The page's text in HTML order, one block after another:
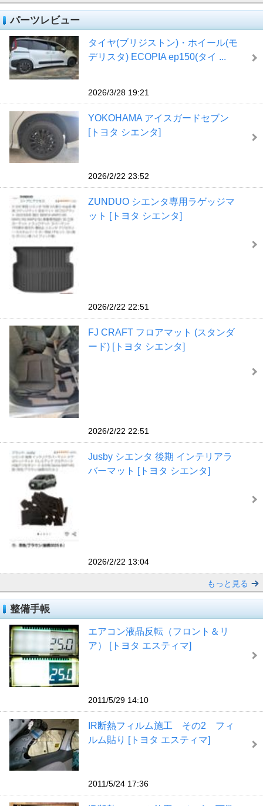
パーツレビュー
タイヤ(ブリジストン)・ホイール(モ
デリスタ) ECOPIA ep150(タイ ...
2026/3/28 19:21
YOKOHAMA アイスガードセブン
[トヨタ シエンタ]
2026/2/22 23:52
ZUNDUO シエンタ専用ラゲッジマ
ット [トヨタ シエンタ]
2026/2/22 22:51
FJ CRAFT フロアマット (スタンダ
ード) [トヨタ シエンタ]
2026/2/22 22:51
Jusby シエンタ 後期 インテリアラ
バーマット [トヨタ シエンタ]
2026/2/22 13:04
もっと見る
整備手帳
エアコン液晶反転（フロント＆リ
ア） [トヨタ エスティマ]
2011/5/29 14:10
IR断熱フィルム施工 その2 フィ
ルム貼り [トヨタ エスティマ]
2011/5/24 17:36